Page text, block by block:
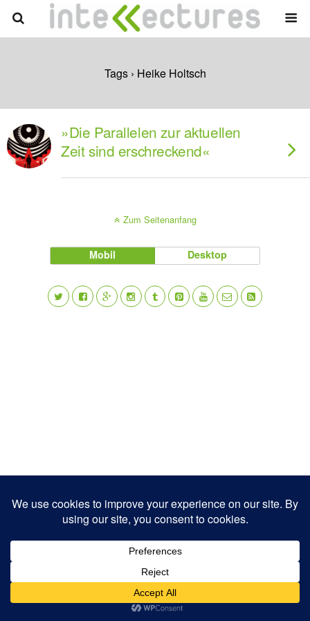
Tags › Heike Holtsch
»Die Parallelen zur aktuellen
Zeit sind erschreckend«
Zum Seitenanfang
Mobil Desktop